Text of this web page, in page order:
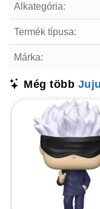
Alkategória:
Termék típusa:
Márka:
Még több